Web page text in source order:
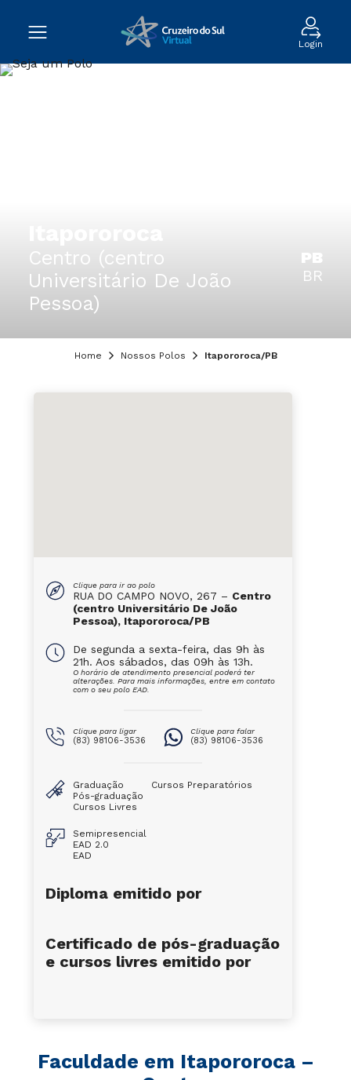
Login
Centro (centro
Universitário De João
Pessoa)
PB
BR
Home Nossos Polos Itapororoca/PB
Clique para ir ao polo
RUA DO CAMPO NOVO, 267 – Centro
(centro Universitário De João
Pessoa), Itapororoca/PB
De segunda a sexta-feira, das 9h às
21h. Aos sábados, das 09h às 13h.
O horário de atendimento presencial poderá ter
alterações. Para mais informações, entre em contato
com o seu polo EAD.
Clique para ligar
(83) 98106-3536
Clique para falar
(83) 98106-3536
Graduação
Pós-graduação
Cursos Livres
Cursos Preparatórios
Semipresencial
EAD 2.0
EAD
Diploma emitido por